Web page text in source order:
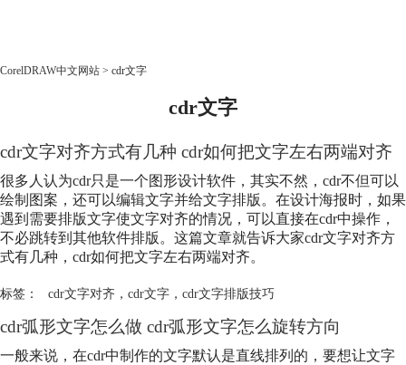
教程
下载
购买
CorelDRAW中文网站 > cdr文字
cdr文字
cdr文字对齐方式有几种 cdr如何把文字左右两端对齐
很多人认为cdr只是一个图形设计软件，其实不然，cdr不但可以
绘制图案，还可以编辑文字并给文字排版。在设计海报时，如果
遇到需要排版文字使文字对齐的情况，可以直接在cdr中操作，
不必跳转到其他软件排版。这篇文章就告诉大家cdr文字对齐方
式有几种，cdr如何把文字左右两端对齐。
标签： cdr文字对齐 ， cdr文字， cdr文字排版技巧
cdr弧形文字怎么做 cdr弧形文字怎么旋转方向
一般来说，在cdr中制作的文字默认是直线排列的，要想让文字